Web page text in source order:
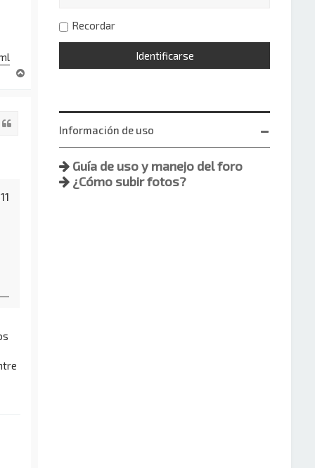
Recordar
Información de uso
Guía de uso y manejo del foro
¿Cómo subir fotos?